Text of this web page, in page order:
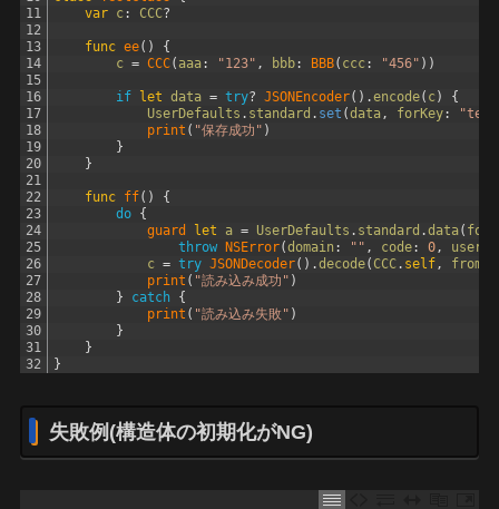
11
12
13
14
15
16
17
18
19
20
21
22
23
24
25
26
27
28
29
30
31
32
var c : CCC?
func ee( )
{
c = CCC( aaa : "123" , bbb : BBB( ccc : "456" ) )
if let data = try? JSONEncoder( ) .encode( c)
{
UserDefaults . standard . set (data, forKey :
print ( "保存成功" )
}
}
func ff( )
{
do {
guard
let a = UserDefaults . standard .data(
throw
NSError(domain : "" , code : 0,
c = try JSONDecoder( ) .decode( CCC . self, from
print ( "読み込み成功" )
}
catch {
print ( "読み込み失敗" )
}
}
}
失敗例(構造体の初期化がNG)